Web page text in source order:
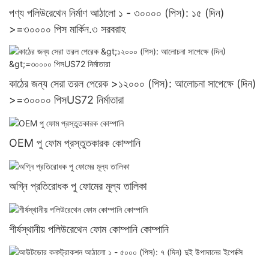
পণ্য পলিউরেথেন নির্মাণ আঠালো ১ - ৩০০০০ (পিস): ১৫ (দিন)
>=৩০০০০ পিস মার্কিন.৩ সরবরাহ
কাঠের জন্য সেরা তরল পেরেক >১২০০০ (পিস): আলোচনা সাপেক্ষে (দিন)
>=৩০০০০ পিসUS72 নির্মাতারা
OEM পু ফোম প্রস্তুতকারক কোম্পানি
অগ্নি প্রতিরোধক পু ফোমের মূল্য তালিকা
শীর্ষস্থানীয় পলিউরেথেন ফোম কোম্পানি কোম্পানি